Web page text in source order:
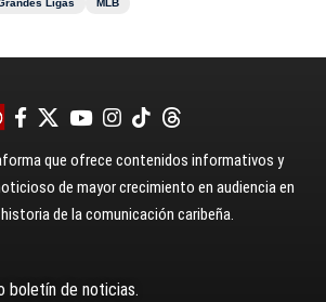
Ligas MLB
que ofrece contenidos informativos y
de mayor crecimiento en audiencia en
de la comunicación caribeña.
boletín de noticias.